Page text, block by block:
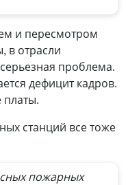
и пересмотром
в отрасли
проблема.
дефицит кадров.
станций все тоже
пожарных